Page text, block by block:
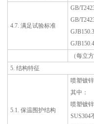
4.7. 满足试验标准
GB/
GB/
（每立
5. 结构特征
5.1. 保温围护结构
喷塑镀
其中：
喷塑镀
SUS304